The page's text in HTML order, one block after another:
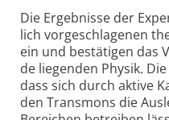
Die Ergebnisse der
lich vor­ge­schla­ge­nen
ein und be­stä­ti­gen das
de lie­gen­den Phy­sik.
dass sich durch ak­ti­ve
den Trans­mons die